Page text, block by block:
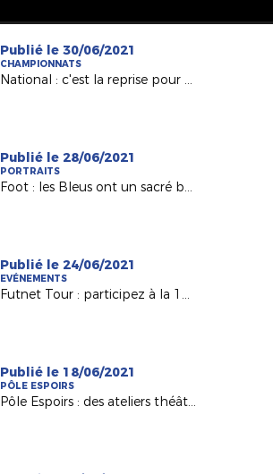
Publié le 30/06/2021
CHAMPIONNATS
National : c'est la reprise pour Le Mans FC (France 3 PDL)
Publié le 28/06/2021
PORTRAITS
Foot : les Bleus ont un sacré bol... vendéen (France 3 PDL)
Publié le 24/06/2021
EVÉNEMENTS
Futnet Tour : participez à la 1ère édition de notre tournée !
Publié le 18/06/2021
PÔLE ESPOIRS
Pôle Espoirs : des ateliers théâtre pour nos jeunes (France 3 PDL)